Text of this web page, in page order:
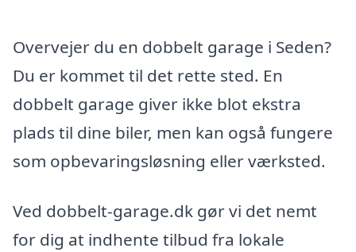
Overvejer du en dobbelt garage i Seden?
Du er kommet til det rette sted. En
dobbelt garage giver ikke blot ekstra
plads til dine biler, men kan også fungere
som opbevaringsløsning eller værksted.
Ved dobbelt-garage.dk gør vi det nemt
for dig at indhente tilbud fra lokale